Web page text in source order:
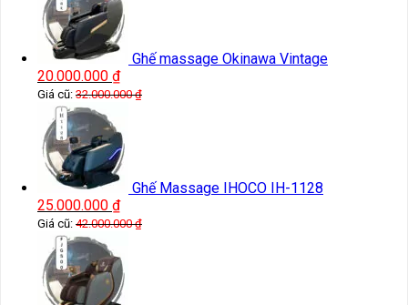
Ghế massage Okinawa Vintage
20.000.000 ₫
Giá cũ: 32.000.000₫
Ghế Massage IHOCO IH-1128
25.000.000 ₫
Giá cũ: 42.000.000₫